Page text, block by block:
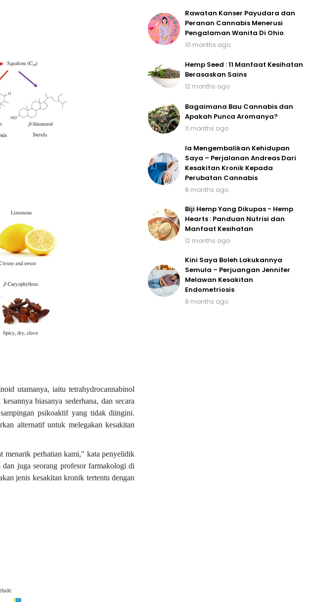
utamanya, iaitu tetrahydrocannabinol
biasanya sederhana, dan secara
psikoaktif yang tidak diingini.
alternatif untuk melegakan kesakitan
menarik perhatian kami," kata penyelidik
juga seorang profesor farmakologi di
jenis kesakitan kronik tertentu dengan
Rawatan Kanser Payudara dan
Peranan Cannabis Menerusi
Pengalaman Wanita Di Ohio
10 months ago
Hemp Seed : 11 Manfaat Kesihatan
Berasaskan Sains
12 months ago
Bagaimana Bau Cannabis dan
Apakah Punca Aromanya?
11 months ago
Ia Mengembalikan Kehidupan
Saya – Perjalanan Andreas Dari
Kesakitan Kronik Kepada
Perubatan Cannabis
8 months ago
Biji Hemp Yang Dikupas - Hemp
Hearts : Panduan Nutrisi dan
Manfaat Kesihatan
12 months ago
Kini Saya Boleh Lakukannya
Semula – Perjuangan Jennifer
Melawan Kesakitan
Endometriosis
8 months ago